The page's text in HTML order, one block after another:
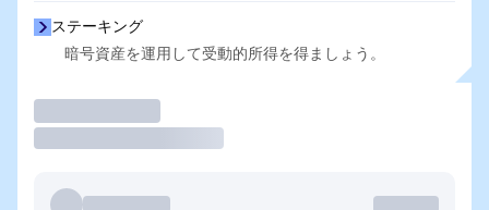
ステーキング
暗号資産を運用して受動的所得を得ましょう。